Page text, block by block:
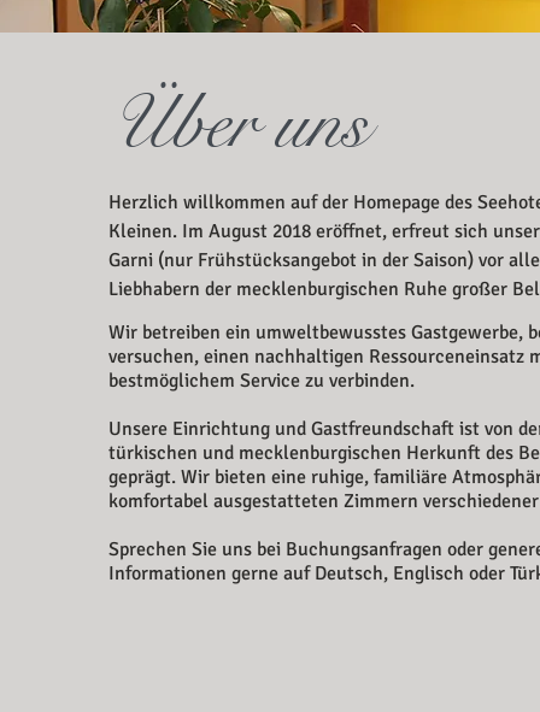
Über uns
Herzlich willkommen auf der Homepage des
Kleinen. Im August 2018 eröffnet, erfreut sich
Garni (nur Frühstücksangebot in der Saison) vor
Liebhabern der mecklenburgischen Ruhe großer
Wir betreiben ein umweltbewusstes Gastgewerbe,
versuchen, einen nachhaltigen Ressourceneinsatz
bestmöglichem Service zu verbinden.
Unsere Einrichtung und Gastfreundschaft ist von
türkischen und mecklenburgischen Herkunft des
geprägt. Wir bieten eine ruhige, familiäre
komfortabel ausgestatteten Zimmern
Sprechen Sie uns bei Buchungsanfragen oder
Informationen gerne auf Deutsch, Englisch oder